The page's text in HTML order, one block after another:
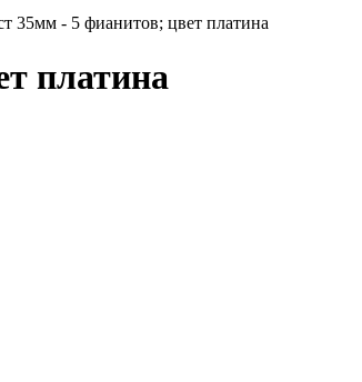
35мм - 5 фианитов; цвет платина
платина